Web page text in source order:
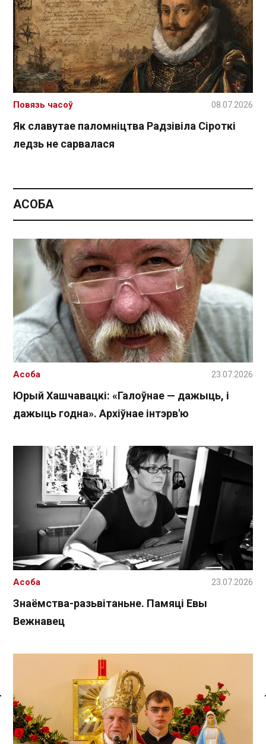
Спасылка без VPN
Як славутае паломніцтва Радзівіла Сіроткі
ледзь не сарвалася
Повязь часоў 08.07.2026
АСОБА
Юрый Хашчавацкі: «Галоўнае — дажыць, і
дажыць годна». Архіўнае інтэрв'ю
Асоба 23.07.2026
Знаёмства-разьвітаньне. Памяці Евы
Вежнавец
Асоба 23.07.2026